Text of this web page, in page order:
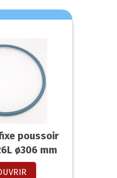
poussoir
ø306 mm